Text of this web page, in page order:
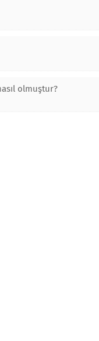
olmuştur?